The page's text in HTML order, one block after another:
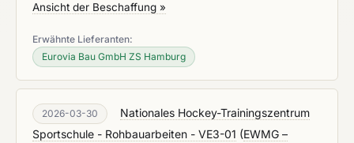
Ansicht der Beschaffung »
Erwähnte Lieferanten:
Eurovia Bau GmbH ZS Hamburg
2026-03-30
Nationales Hockey-Trainingszentrum
Sportschule - Rohbauarbeiten - VE3-01 (EWMG –